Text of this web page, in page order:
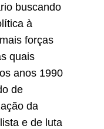
buscando
à
forças
quais
anos 1990
de
da
e de luta